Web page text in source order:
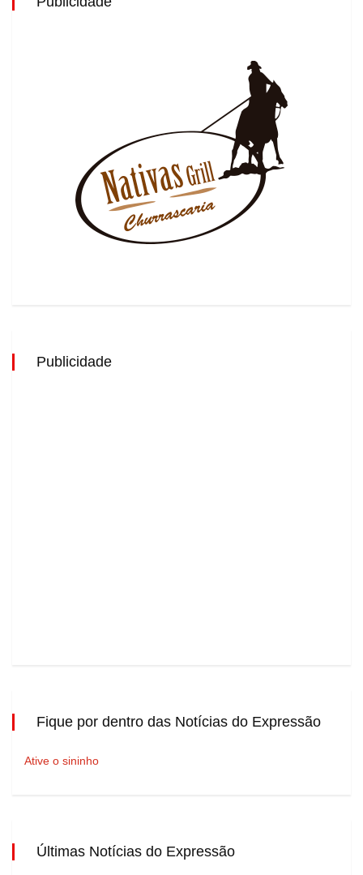
Publicidade
Fique por dentro das Notícias do Expressão
Ative o sininho
Últimas Notícias do Expressão